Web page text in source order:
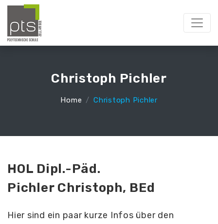
Christoph Pichler
Home Christoph Pichler
HOL Dipl.-Päd.
Pichler Christoph, BEd
Hier sind ein paar kurze Infos über den